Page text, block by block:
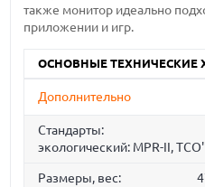
также монитор идеально
приложении и игр.
ОСНОВНЫЕ ТЕХНИЧЕСКИЕ
Дополнительно
Стандарты:
экологический: MPR-II,
Размеры, вес: